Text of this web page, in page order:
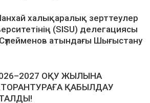
халықаралық зерттеулер
(SISU) делегациясы
атындағы Шығыстану
ОҚУ ЖЫЛЫНА
ҚАБЫЛДАУ